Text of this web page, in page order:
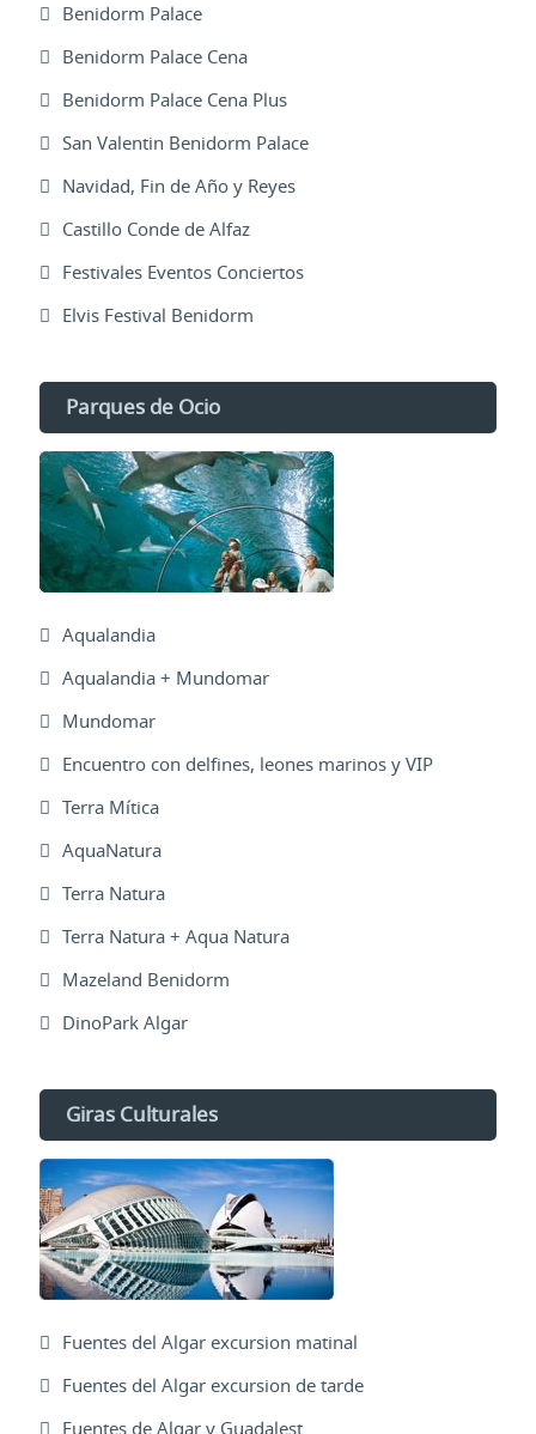
Benidorm Palace
Benidorm Palace Cena
Benidorm Palace Cena Plus
San Valentin Benidorm Palace
Navidad, Fin de Año y Reyes
Castillo Conde de Alfaz
Festivales Eventos Conciertos
Elvis Festival Benidorm
Parques de Ocio
Aqualandia
Aqualandia + Mundomar
Mundomar
Encuentro con delfines, leones marinos y VIP
Terra Mítica
AquaNatura
Terra Natura
Terra Natura + Aqua Natura
Mazeland Benidorm
DinoPark Algar
Giras Culturales
Fuentes del Algar excursion matinal
Fuentes del Algar excursion de tarde
Fuentes de Algar y Guadalest